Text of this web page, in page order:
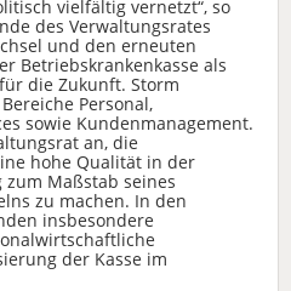
vielfältig vernetzt“, so
des Verwaltungsrates
und den erneuten
Betriebskrankenkasse als
die Zukunft. Storm
Personal,
sowie Kundenmanagement.
an, die
hohe Qualität in der
Maßstab seines
zu machen. In den
insbesondere
der Kasse im